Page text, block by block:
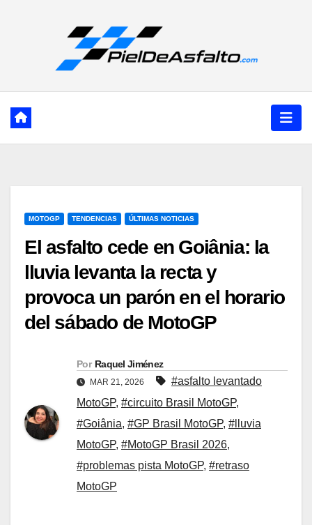
MOTOGP TENDENCIAS ÚLTIMAS NOTICIAS
El asfalto cede en Goiânia: la
lluvia levanta la recta y
provoca un parón en el horario
del sábado de MotoGP
Por Raquel Jiménez
MAR 21, 2026
#asfalto levantado
MotoGP, #circuito Brasil MotoGP,
#Goiânia, #GP Brasil MotoGP, #lluvia
MotoGP, #MotoGP Brasil 2026,
#problemas pista MotoGP, #retraso
MotoGP